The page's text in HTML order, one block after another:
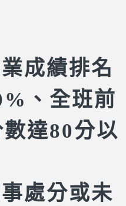
成績排名
、全班前
達80分以
處分或未